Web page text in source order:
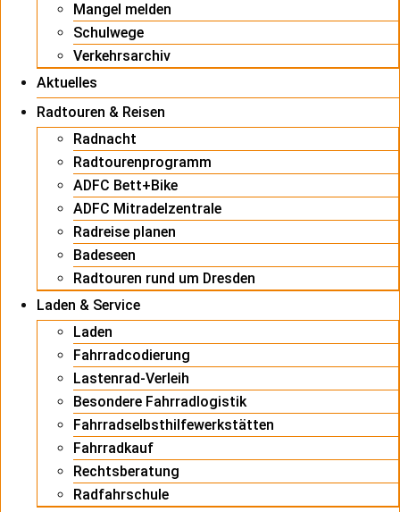
Mangel melden
Schulwege
Verkehrsarchiv
Aktuelles
Radtouren & Reisen
Radnacht
Radtourenprogramm
ADFC Bett+Bike
ADFC Mitradelzentrale
Radreise planen
Badeseen
Radtouren rund um Dresden
Laden & Service
Laden
Fahrradcodierung
Lastenrad-Verleih
Besondere Fahrradlogistik
Fahrradselbsthilfewerkstätten
Fahrradkauf
Rechtsberatung
Radfahrschule